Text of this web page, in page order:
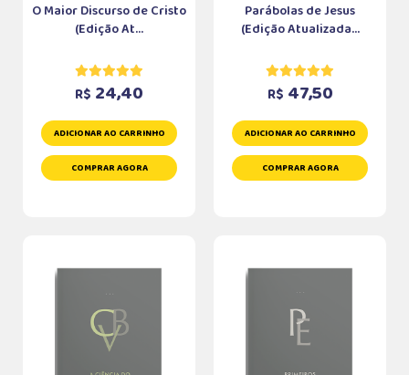
O Maior Discurso de Cristo
(Edição At...
R$ 24,40
ADICIONAR AO CARRINHO
COMPRAR AGORA
Parábolas de Jesus
(Edição Atualizada...
R$ 47,50
ADICIONAR AO CARRINHO
COMPRAR AGORA